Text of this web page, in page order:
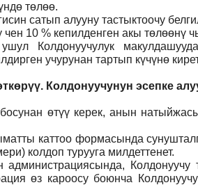
төлөө.
сатып алууну тастыктоочу
10 % кепилденген акы төлөөнү
Колдонуучулук
учурунан тартып күчүнө
Колдонуучунун эсепке
өтүү керек, анын
каттоо формасында
колдоп турууга милдеттенет.
өз кароосу боюнча